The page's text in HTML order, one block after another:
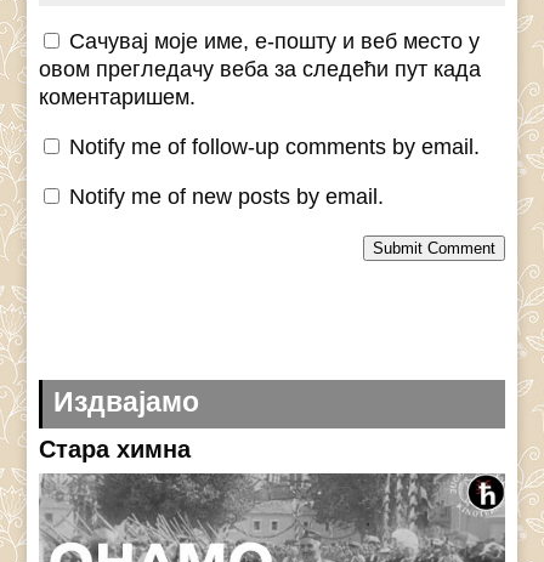
Сачувај моје име, е-пошту и веб место у
овом прегледачу веба за следећи пут када
коментаришем.
Notify me of follow-up comments by email.
Notify me of new posts by email.
Submit Comment
Издвајамо
Стара химна